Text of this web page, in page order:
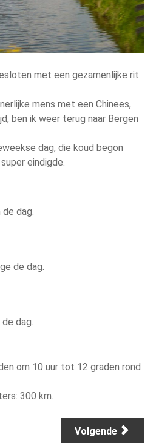
met een gezamenlijke rit
mens met een Chinees,
ben ik weer terug naar Bergen
dag, die koud begon
eindigde.
dag.
de dag.
dag.
om 10 uur tot 12 graden rond
300 km.
Volgende